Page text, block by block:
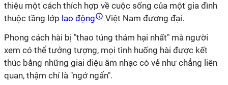
thiệu một cách thích hợp về cuộc sống của một gia đình
thuộc tầng lớp lao động
Việt Nam đương đại.
Phong cách hài bị "thao túng thảm hại nhất" mà người
xem có thể tưởng tượng, mọi tình huống hài được kết
thúc bằng những giai điệu âm nhạc có vẻ như chẳng liên
quan, thậm chí là "ngớ ngẩn".